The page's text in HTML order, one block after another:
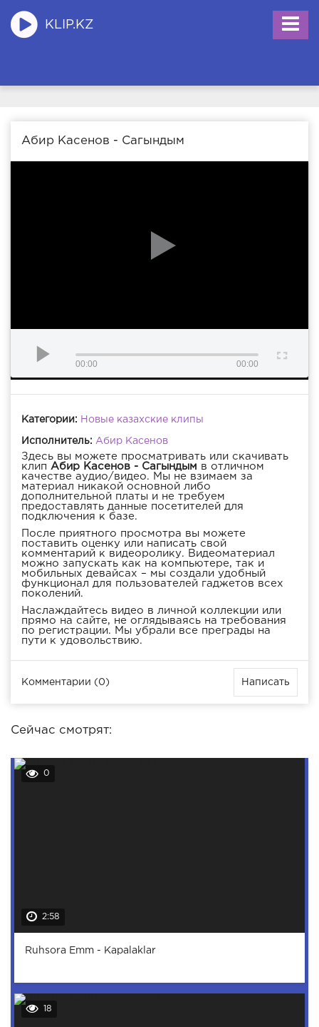
KLIP.KZ
Абир Касенов - Сагындым
00:00 00:00
Категории: Новые казахские клипы
Исполнитель: Абир Касенов
Здесь вы можете просматривать или скачивать
клип Абир Касенов - Сагындым в отличном
качестве аудио/видео. Мы не взимаем за
материал никакой основной либо
дополнительной платы и не требуем
предоставлять данные посетителей для
подключения к базе.
После приятного просмотра вы можете
поставить оценку или написать свой
комментарий к видеоролику. Видеоматериал
можно запускать как на компьютере, так и
мобильных девайсах – мы создали удобный
функционал для пользователей гаджетов всех
поколений.
Наслаждайтесь видео в личной коллекции или
прямо на сайте, не оглядываясь на требования
по регистрации. Мы убрали все преграды на
пути к удовольствию.
Комментарии (0) Написать
Сейчас смотрят:
0
2:58
Ruhsora Emm - Kapalaklar
18